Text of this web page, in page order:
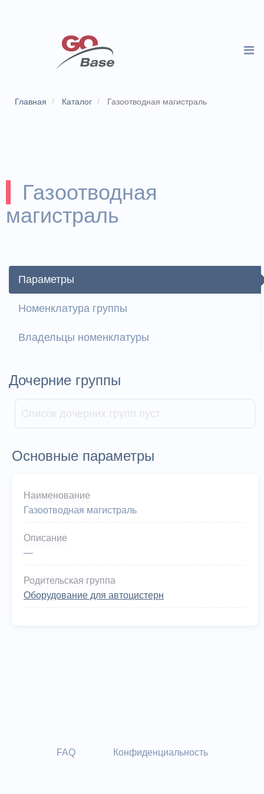
Главная Каталог Газоотводная магистраль
Газоотводная
магистраль
Параметры
Номенклатура группы
Владельцы номенклатуры
Дочерние группы
Список дочерних групп пуст
Основные параметры
Наименование
Газоотводная магистраль
Описание
—
Родительская группа
Оборудование для автоцистерн
FAQ Конфиденциальность